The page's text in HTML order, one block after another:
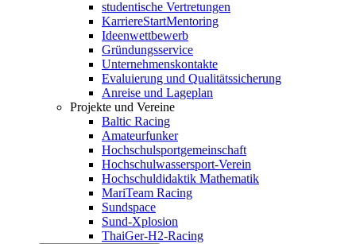
studentische Vertretungen
KarriereStartMentoring
Ideenwettbewerb
Gründungsservice
Unternehmenskontakte
Evaluierung und Qualitätssicherung
Anreise und Lageplan
Projekte und Vereine
Baltic Racing
Amateurfunker
Hochschulsportgemeinschaft
Hochschulwassersport-Verein
Hochschuldidaktik Mathematik
MariTeam Racing
Sundspace
Sund-Xplosion
ThaiGer-H2-Racing